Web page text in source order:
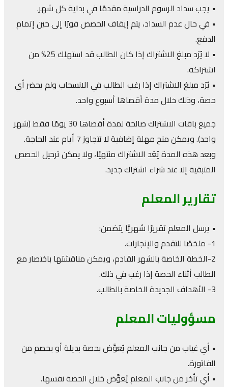
• يجب سداد الرسوم الدراسية مقدمًا في بداية كل شهر.
• في حال عدم السداد، يتم إيقاف الحصص فورًا إلى حين إتمام
الدفع.
• لا يُرَد مبلغ الاشتراك إذا كان الطالب قد استهلك 25% من
اشتراكه.
• يُرَد مبلغ الاشتراك إذا رغب الطالب في الانسحاب ولم يحضر أي
حصة، وذلك خلال مدة أقصاها أسبوع واحد.
جميع باقات الاشتراك صالحة لمدة أقصاها 30 يومًا فقط (شهر
واحد). ويمكن منح مهلة إضافية لا تتجاوز 7 أيام عند الحاجة.
وبعد هذه المدة يُعَد الاشتراك منتهيًا، ولا يمكن ترحيل الحصص
المتبقية إلا عند شراء اشتراك جديد.
تقارير المعلم
• يرسل المعلم تقريرًا شهريًّا يتضمن:
1- ملخصًا للتقدم والإنجازات.
2-الخطة الخاصة بالشهر القادم، ويمكن مناقشتها باختصار مع
الطالب أثناء الحصة إذا رغب في ذلك.
3- الأهداف الجديدة الخاصة بالطالب.
مسؤوليات المعلم
• أي غياب من جانب المعلم يُعوَّض بحصة بديلة أو بخصم من
الفاتورة.
• أي تأخر من جانب المعلم يُعوَّض خلال الحصة نفسها.